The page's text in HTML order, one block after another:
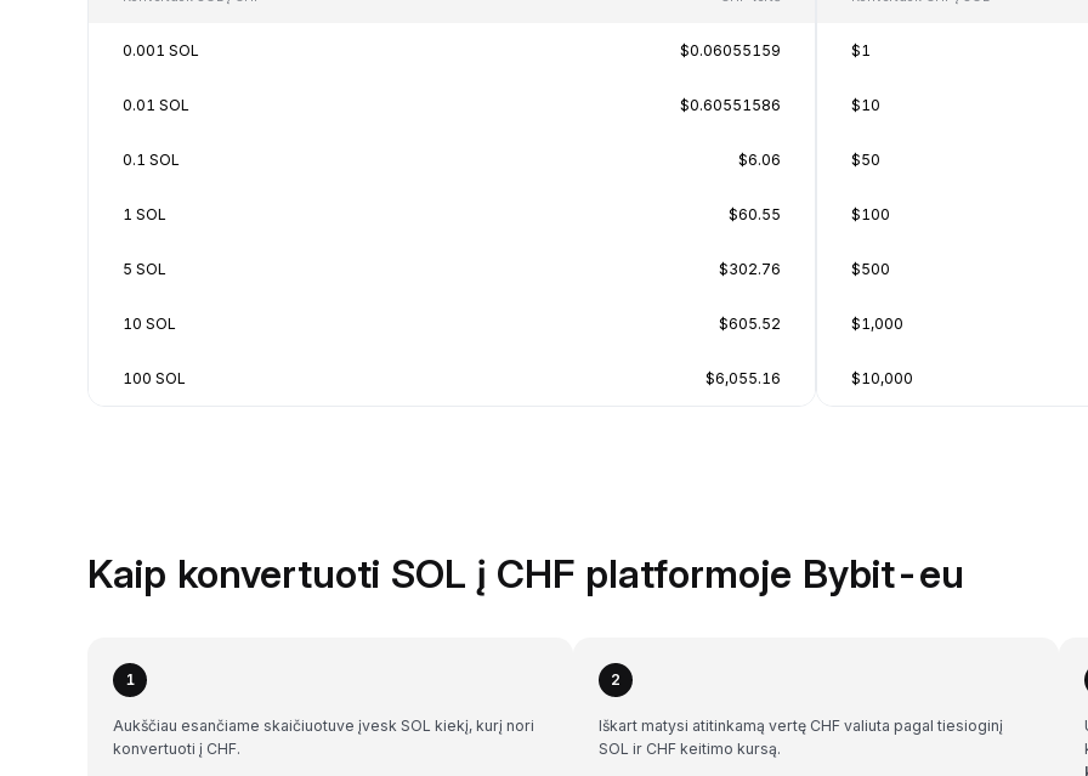
0.001 SOL $0.06055159
0.01 SOL $0.60551586
0.1 SOL $6.06
1 SOL $60.55
5 SOL $302.76
10 SOL $605.52
100 SOL $6,055.16
$1
$10
$50
$100
$500
$1,000
$10,000
Kaip konvertuoti SOL į CHF platformoje Bybit-eu
1
Aukščiau esančiame skaičiuotuve įvesk SOL kiekį, kurį nori
konvertuoti į CHF.
2
Iškart matysi atitinkamą vertę CHF valiuta pagal tiesioginį
SOL ir CHF keitimo kursą.